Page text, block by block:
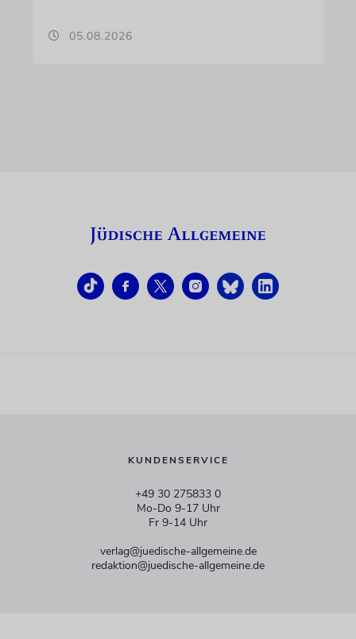
05.08.2026
KUNDENSERVICE
+49 30 275833 0
Mo-Do 9-17 Uhr
Fr 9-14 Uhr
verlag@juedische-allgemeine.de
redaktion@juedische-allgemeine.de